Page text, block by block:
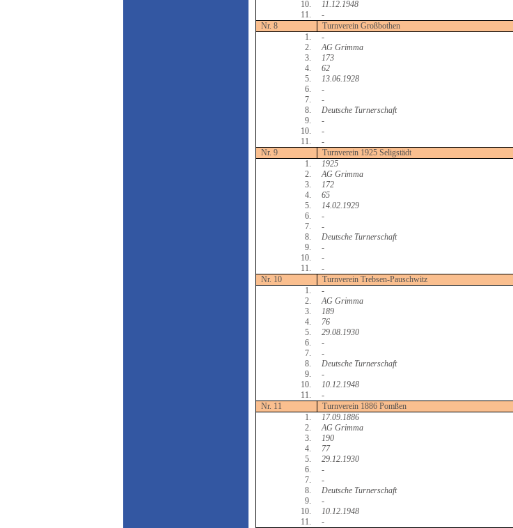
10.
11.12.1948
11.
-
Nr. 8
Turnverein Großbothen
1.
-
2.
AG Grimma
3.
173
4.
62
5.
13.06.1928
6.
-
7.
-
8.
Deutsche Turnerschaft
9.
-
10.
-
11.
-
Nr. 9
Turnverein 1925 Seligstädt
1.
1925
2.
AG Grimma
3.
172
4.
65
5.
14.02.1929
6.
-
7.
-
8.
Deutsche Turnerschaft
9.
-
10.
-
11.
-
Nr. 10
Turnverein Trebsen-Pauschwitz
1.
-
2.
AG Grimma
3.
189
4.
76
5.
29.08.1930
6.
-
7.
-
8.
Deutsche Turnerschaft
9.
-
10.
10.12.1948
11.
-
Nr. 11
Turnverein 1886 Pomßen
1.
17.09.1886
2.
AG Grimma
3.
190
4.
77
5.
29.12.1930
6.
-
7.
-
8.
Deutsche Turnerschaft
9.
-
10.
10.12.1948
11.
-